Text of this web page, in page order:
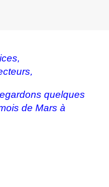
quelques
de Mars à